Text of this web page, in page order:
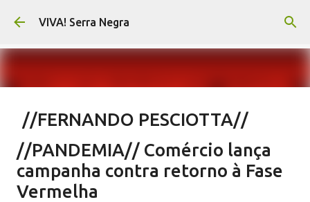
Pular para o conteúdo principal
VIVA! Serra Negra
//FERNANDO PESCIOTTA//
Encurtando caminho
em agosto 06, 2026 FERNANDO PESCIOTTA
NOTÍCIAS SERRA NEGRA
//PANDEMIA// Comércio lança
campanha contra retorno à Fase
Vermelha